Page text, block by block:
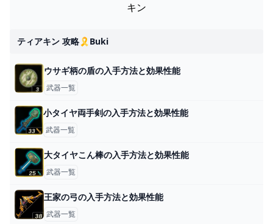
キン
ティアキン 攻略🎗️buki
ウサギ柄の盾の入手方法と効果性能
武器一覧
小タイヤ両手剣の入手方法と効果性能
武器一覧
大タイヤこん棒の入手方法と効果性能
武器一覧
王家の弓の入手方法と効果性能
武器一覧